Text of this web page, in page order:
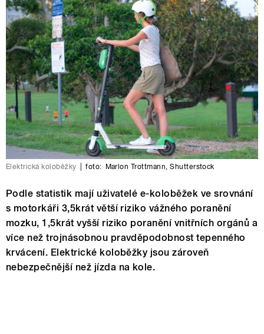
Elektrická koloběžky foto: Marlon Trottmann,Shutterstock
Podle statistik mají uživatelé e-koloběžek ve srovnání
s motorkáři 3,5krát větší riziko vážného poranění
mozku, 1,5krát vyšší riziko poranění vnitřních orgánů a
více než trojnásobnou pravděpodobnost tepenného
krvácení. Elektrické koloběžky jsou zároveň
nebezpečnější než jízda na kole.